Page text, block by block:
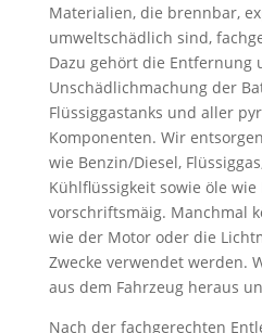
Materialien, die brennbar,
umweltschädlich sind,
Dazu gehört die Entfernung
Unschädlichmachung der
Flüssiggastanks und aller
Komponenten. Wir
wie Benzin/Diesel,
Kühlflüssigkeit sowie öle
vorschriftsmäig. Manchmal
wie der Motor oder die
Zwecke verwendet werden.
aus dem Fahrzeug heraus
Nach der fachgerechten